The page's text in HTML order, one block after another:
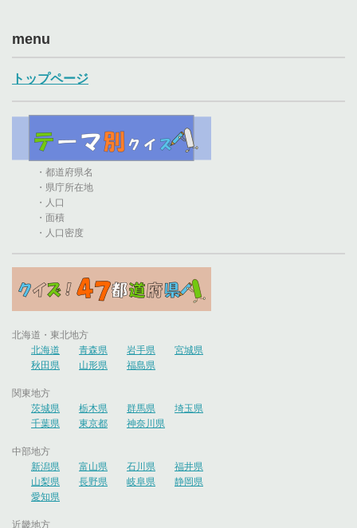
menu
トップページ
・都道府県名
・県庁所在地
・人口
・面積
・人口密度
北海道・東北地方
北海道
青森県 岩手県
宮城県
秋田県
山形県 福島県
関東地方
茨城県
栃木県 群馬県
埼玉県
千葉県
東京都 神奈川県
中部地方
新潟県
富山県 石川県
福井県
山梨県
長野県 岐阜県
静岡県
愛知県
近畿地方